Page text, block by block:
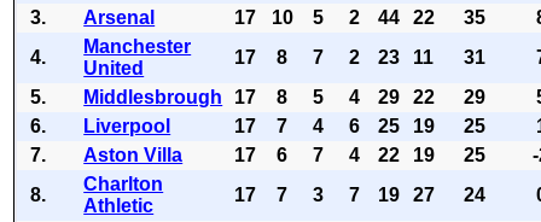
3.
Arsenal 17 10 5 2 44 22 35
4.
Manchester
United
17 8 7 2 23 11 31
5.
Middlesbrough 17 8 5 4 29 22 29
6.
Liverpool 17 7 4 6 25 19 25
7.
Aston Villa 17 6 7 4 22 19 25
8.
Charlton
Athletic
17 7 3 7 19 27 24